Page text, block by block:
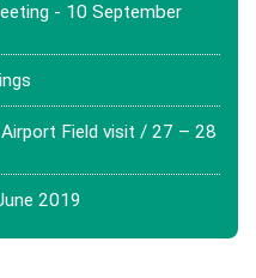
- 10 September
Field visit / 27 – 28
2019